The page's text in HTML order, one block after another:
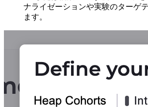
ナライゼーションや実験のターゲ
ます。